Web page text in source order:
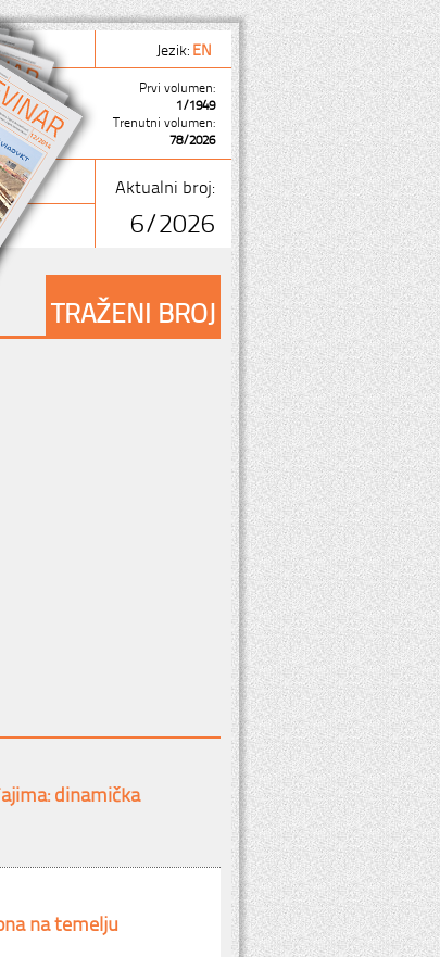
Jezik:EN
Prvi volumen:
1/1949
Trenutni volumen:
78/2026
Aktualni broj:
6/2026
TRAŽENI BROJ
dinamička
na temelju